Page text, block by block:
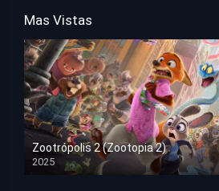
Mas Vistas
Zootrópolis 2 (Zootopia 2)
2025
HD 1080p